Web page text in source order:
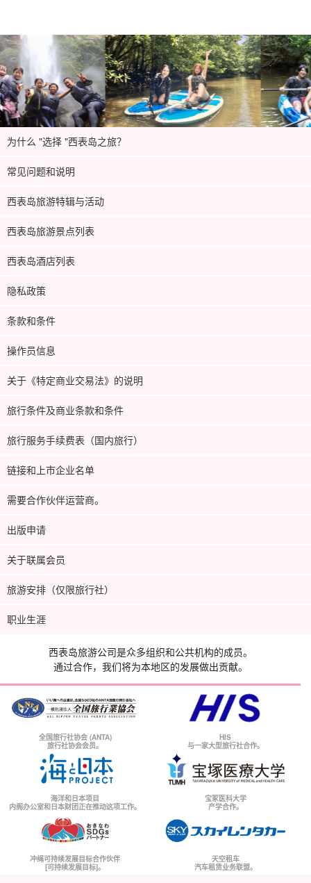
为什么 "选择 "西表岛之旅？
常见问题和说明
西表岛旅游特辑与活动
西表岛旅游景点列表
西表岛酒店列表
隐私政策
条款和条件
操作员信息
关于《特定商业交易法》的说明
旅行条件及商业条款和条件
旅行服务手续费表（国内旅行）
链接和上市企业名单
需要合作伙伴运营商。
出版申请
关于联属会员
旅游安排（仅限旅行社）
职业生涯
西表岛旅游公司是众多组织和公共机构的成员。
通过合作，我们将为本地区的发展做出贡献。
全国旅行社协会 (ANTA)
旅行社协会会员。
HIS
与一家大型旅行社合作。
海洋和日本项目
内阁办公室和日本财团正在推动这项工作。
宝冢医科大学
产学合作。
冲绳可持续发展目标合作伙伴
[可持续发展目标]。
天空租车
汽车租赁业务联盟。